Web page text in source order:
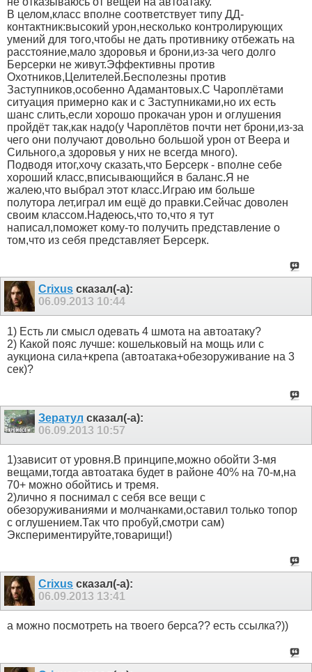
В целом,класс вполне соответствует типу ДД-
контактник:высокий урон,несколько контролирующих
умений для того,чтобы не дать противнику отбежать на
расстояние,мало здоровья и брони,из-за чего долго
Берсерки не живут.Эффективны против
Охотников,Целителей.Бесполезны против
Заступников,особенно Адамантовых.С Чароплётами
ситуация примерно как и с Заступниками,но их есть
шанс слить,если хорошо прокачан урон и оглушения
пройдёт так,как надо(у Чароплётов почти нет брони,из-за
чего они получают довольно большой урон от Веера и
Сильного,а здоровья у них не всегда много).
Подводя итог,хочу сказать,что Берсерк - вполне себе
хороший класс,вписывающийся в баланс.Я не
жалею,что выбрал этот класс.Играю им больше
полутора лет,играл им ещё до правки.Сейчас доволен
своим классом.Надеюсь,что то,что я тут
написал,поможет кому-то получить представление о
том,что из себя представляет Берсерк.
Crixus сказал(-а):
06.09.2013 10:44
1) Есть ли смысл одевать 4 шмота на автоатаку?
2) Какой пояс лучше: кошельковый на мощь или с
аукциона сила+крепа (автоатака+обезоруживание на 3
сек)?
Зератул сказал(-а):
06.09.2013 10:57
1)зависит от уровня.В принципе,можно обойти 3-мя
вещами,тогда автоатака будет в районе 40% на 70-м,на
70+ можно обойтись и тремя.
2)лично я поснимал с себя все вещи с
обезоруживаниями и молчанками,оставил только топор
с оглушением.Так что пробуй,смотри сам)
Экспериментируйте,товарищи!)
Crixus сказал(-а):
06.09.2013 13:41
а можно посмотреть на твоего берса?? есть ссылка?))